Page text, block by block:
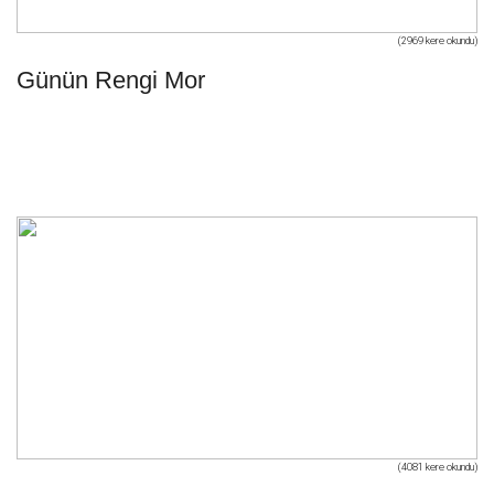
(2969 kere okundu)
Günün Rengi Mor
(4081 kere okundu)